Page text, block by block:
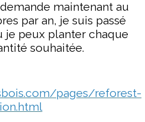
maintenant au
par an, je suis passé
je peux planter chaque
souhaitée.
pages/reforest-